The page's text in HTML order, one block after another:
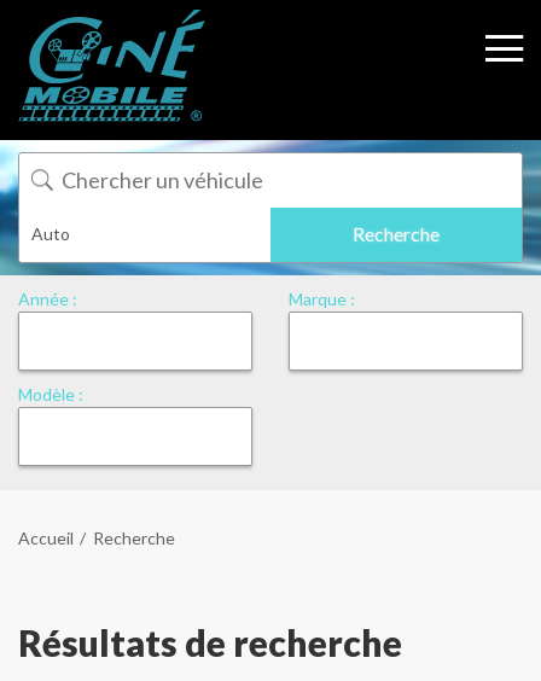
Année : Marque :
Modèle :
Accueil Recherche
Résultats de recherche